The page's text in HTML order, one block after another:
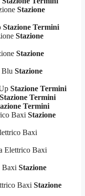
Stazione
Stazione Termini
Stazione
Stazione
Blu Stazione
Stazione Termini
Stazione Termini
Termini
Baxi Stazione
Baxi
Elettrico Baxi
Baxi Stazione
Baxi Stazione